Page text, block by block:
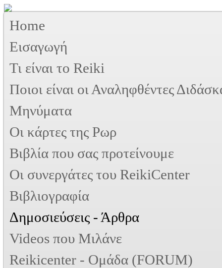
Home
Εισαγωγή
Τι είναι το Reiki
Ποιοι είναι οι Αναληφθέντες
Μηνύματα
Οι κάρτες της Ρωρ
Βιβλία που σας προτείνουμε
Oι συνεργάτες του ReikiCenter
Βιβλιογραφία
Δημοσιεύσεις - Άρθρα
Videos που Μιλάνε
Reikicenter - Ομάδα (FORUM)